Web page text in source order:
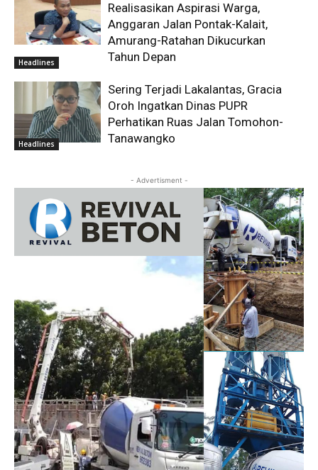
Headlines
Realisasikan Aspirasi Warga,
Anggaran Jalan Pontak-Kalait,
Amurang-Ratahan Dikucurkan
Tahun Depan
Headlines
Sering Terjadi Lakalantas, Gracia
Oroh Ingatkan Dinas PUPR
Perhatikan Ruas Jalan Tomohon-
Tanawangko
- Advertisment -